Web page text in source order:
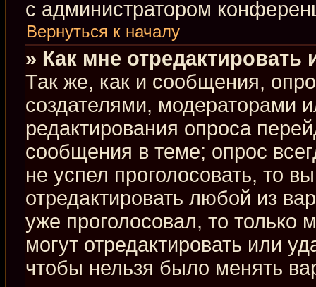
с администратором
Вернуться к началу
» Как мне отредактировать
Так же, как и сообщения,
создателями, модераторами
редактирования опроса
сообщения в теме; опрос
не успел проголосовать, то
отредактировать любой из
уже проголосовал, то
могут отредактировать или
чтобы нельзя было менять